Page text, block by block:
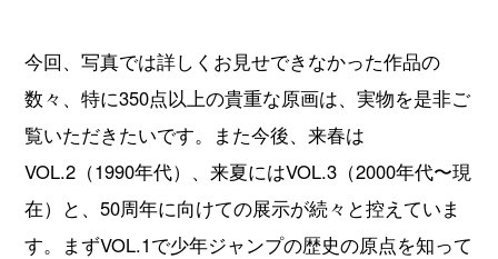
今回、写真では詳しくお見せできなかった作品の
数々、特に350点以上の貴重な原画は、実物を是非ご
覧いただきたいです。また今後、来春は
VOL.2（1990年代）、来夏にはVOL.3（2000年代〜現
在）と、50周年に向けての展示が続々と控えていま
す。まずVOL.1で少年ジャンプの歴史の原点を知って